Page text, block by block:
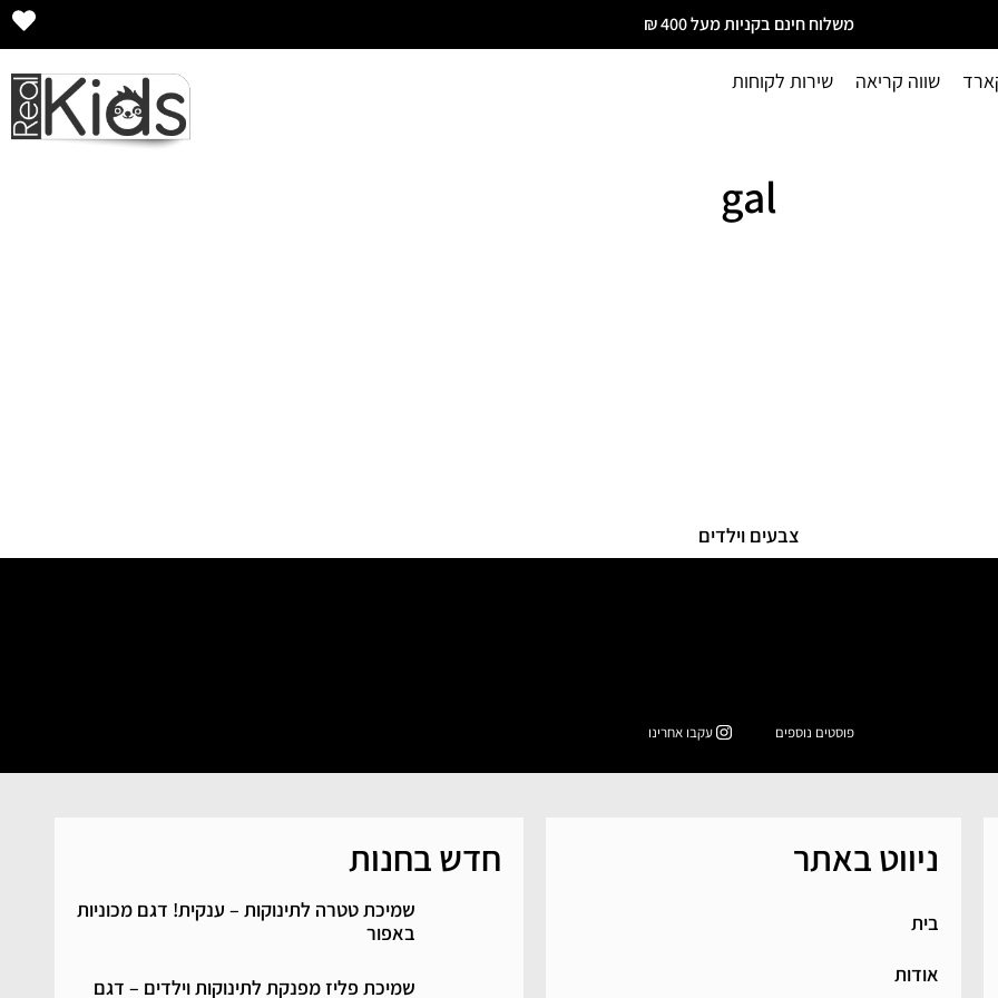
משלוח חינם בקניות מעל 400 ₪
שווה קריאה שירות לקוחות
gal
צבעים וילדים
פוסטים נוספים עקבו אחרינו
ניווט באתר
בית
אודות
חדש בחנות
שמיכת טטרה לתינוקות – ענקית! דגם מכוניות
באפור
שמיכת פליז מפנקת לתינוקות וילדים – דגם